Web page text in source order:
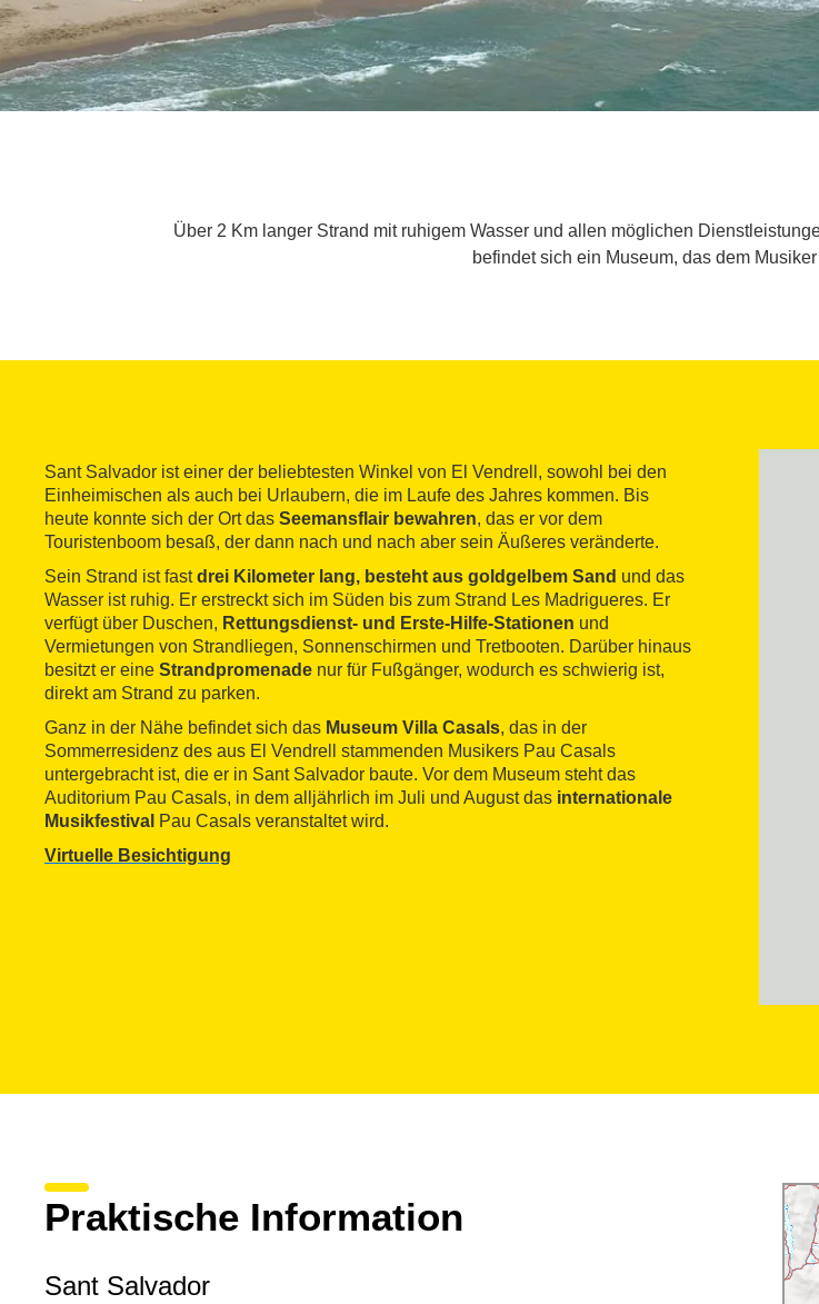
Über 2 Km langer Strand mit ruhigem Wasser und allen möglichen
befindet sich ein Museum, das dem
Sant Salvador ist einer der beliebtesten Winkel von El Vendrell, sowohl bei den
Einheimischen als auch bei Urlaubern, die im Laufe des Jahres kommen. Bis
heute konnte sich der Ort das Seemansflair bewahren, das er vor dem
Touristenboom besaß, der dann nach und nach aber sein Äußeres veränderte.
Sein Strand ist fastdrei Kilometer lang, besteht aus goldgelbem Sand und das
Wasser ist ruhig. Er erstreckt sich im Süden bis zum Strand Les Madrigueres. Er
verfügt über Duschen, Rettungsdienst- und Erste-Hilfe-Stationen und
Vermietungen von Strandliegen, Sonnenschirmen und Tretbooten. Darüber hinaus
besitzt er eine Strandpromenade nur für Fußgänger, wodurch es schwierig ist,
direkt am Strand zu parken.
Ganz in der Nähe befindet sich das Museum Villa Casals, das in der
Sommerresidenz des aus El Vendrell stammenden Musikers Pau Casals
untergebracht ist, die er in Sant Salvador baute. Vor dem Museum steht das
Auditorium Pau Casals, in dem alljährlich im Juli und August das internationale
Musikfestival Pau Casals veranstaltet wird.
Virtuelle Besichtigung
Praktische Information
Sant Salvador